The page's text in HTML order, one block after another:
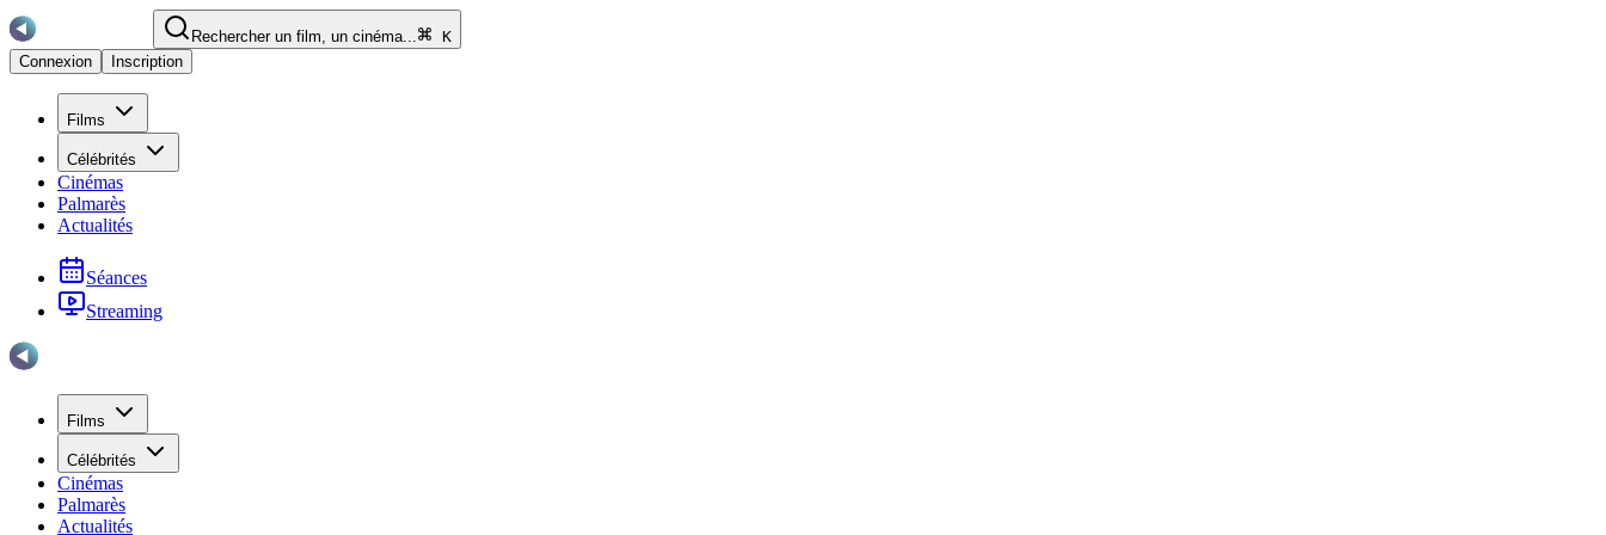
Rechercher un film, un cinéma...
K
Connexion
Inscription
Films
Célébrités
Cinémas
Palmarès
Actualités
Séances
Streaming
Films
Célébrités
Cinémas
Palmarès
Actualités